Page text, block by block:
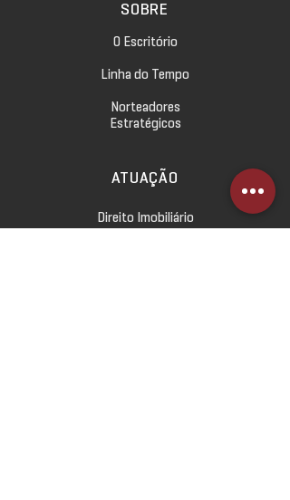
SOBRE
O Escritório
Linha do Tempo
Norteadores
Estratégicos
ATUAÇÃO
Direito Imobiliário